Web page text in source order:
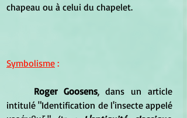
chapeau ou à celui du chapelet.
Symbolisme :
Roger Goosens, dans un article
intitulé "Identification de l'insecte appelé